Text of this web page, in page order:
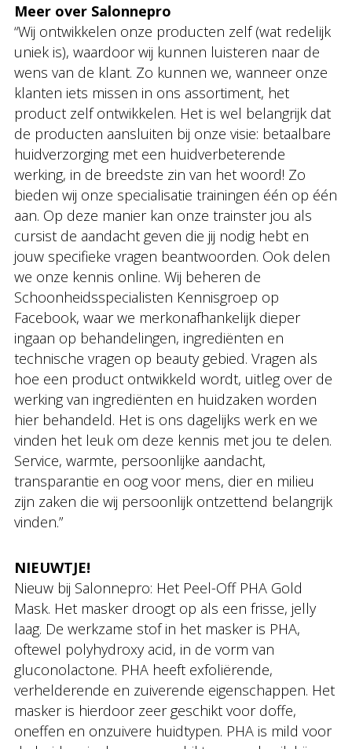
Meer over Salonnepro
“Wij ontwikkelen onze producten zelf (wat redelijk
uniek is), waardoor wij kunnen luisteren naar de
wens van de klant. Zo kunnen we, wanneer onze
klanten iets missen in ons assortiment, het
product zelf ontwikkelen. Het is wel belangrijk dat
de producten aansluiten bij onze visie: betaalbare
huidverzorging met een huidverbeterende
werking, in de breedste zin van het woord! Zo
bieden wij onze specialisatie trainingen één op één
aan. Op deze manier kan onze trainster jou als
cursist de aandacht geven die jij nodig hebt en
jouw specifieke vragen beantwoorden. Ook delen
we onze kennis online. Wij beheren de
Schoonheidsspecialisten Kennisgroep op
Facebook, waar we merkonafhankelijk dieper
ingaan op behandelingen, ingrediënten en
technische vragen op beauty gebied. Vragen als
hoe een product ontwikkeld wordt, uitleg over de
werking van ingrediënten en huidzaken worden
hier behandeld. Het is ons dagelijks werk en we
vinden het leuk om deze kennis met jou te delen.
Service, warmte, persoonlijke aandacht,
transparantie en oog voor mens, dier en milieu
zijn zaken die wij persoonlijk ontzettend belangrijk
vinden.”
NIEUWTJE!
Nieuw bij Salonnepro: Het Peel-Off PHA Gold
Mask. Het masker droogt op als een frisse, jelly
laag. De werkzame stof in het masker is PHA,
oftewel polyhydroxy acid, in de vorm van
gluconolactone. PHA heeft exfoliërende,
verhelderende en zuiverende eigenschappen. Het
masker is hierdoor zeer geschikt voor doffe,
oneffen en onzuivere huidtypen. PHA is mild voor